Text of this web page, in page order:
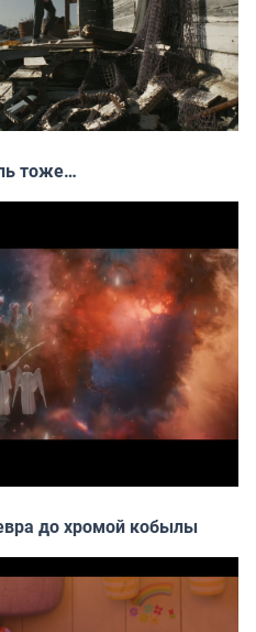
тоже…
до хромой кобылы